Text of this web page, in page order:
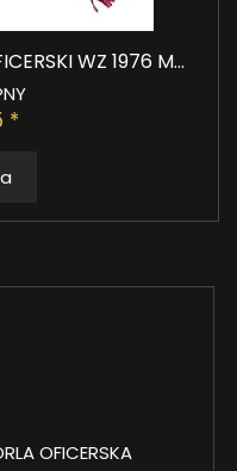
WZ 1976 M...
*
OFICERSKA